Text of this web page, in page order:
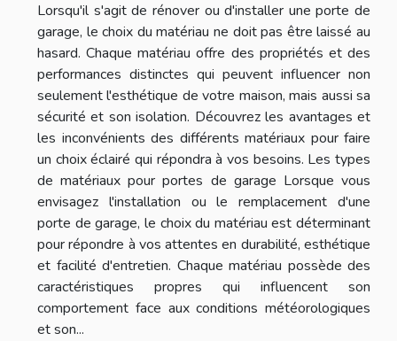
Lorsqu'il s'agit de rénover ou d'installer une porte de
garage, le choix du matériau ne doit pas être laissé au
hasard. Chaque matériau offre des propriétés et des
performances distinctes qui peuvent influencer non
seulement l'esthétique de votre maison, mais aussi sa
sécurité et son isolation. Découvrez les avantages et
les inconvénients des différents matériaux pour faire
un choix éclairé qui répondra à vos besoins. Les types
de matériaux pour portes de garage Lorsque vous
envisagez l'installation ou le remplacement d'une
porte de garage, le choix du matériau est déterminant
pour répondre à vos attentes en durabilité, esthétique
et facilité d'entretien. Chaque matériau possède des
caractéristiques propres qui influencent son
comportement face aux conditions météorologiques
et son...